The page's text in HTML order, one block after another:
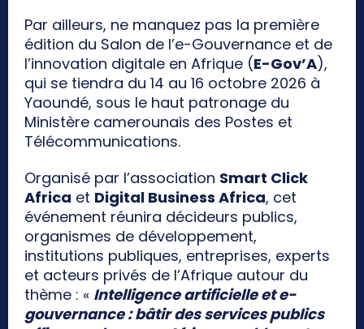
Par ailleurs, ne manquez pas la première
édition du Salon de l’e-Gouvernance et de
l’innovation digitale en Afrique (E-Gov’A),
qui se tiendra du 14 au 16 octobre 2026 à
Yaoundé, sous le haut patronage du
Ministère camerounais des Postes et
Télécommunications.
Organisé par l’association Smart Click
Africa et Digital Business Africa, cet
événement réunira décideurs publics,
organismes de développement,
institutions publiques, entreprises, experts
et acteurs privés de l’Afrique autour du
thème : « Intelligence artificielle et e-
gouvernance : bâtir des services publics